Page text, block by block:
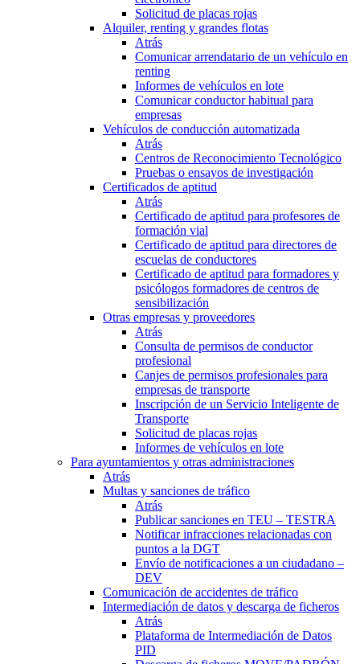
Solicitud de placas rojas
Alquiler, renting y grandes flotas
Atrás
Comunicar arrendatario de un vehículo en
renting
Informes de vehículos en lote
Comunicar conductor habitual para
empresas
Vehículos de conducción automatizada
Atrás
Centros de Reconocimiento Tecnológico
Pruebas o ensayos de investigación
Certificados de aptitud
Atrás
Certificado de aptitud para profesores de
formación vial
Certificado de aptitud para directores de
escuelas de conductores
Certificado de aptitud para formadores y
psicólogos formadores de centros de
sensibilización
Otras empresas y proveedores
Atrás
Consulta de permisos de conductor
profesional
Canjes de permisos profesionales para
empresas de transporte
Inscripción de un Servicio Inteligente de
Transporte
Solicitud de placas rojas
Informes de vehículos en lote
Para ayuntamientos y otras administraciones
Atrás
Multas y sanciones de tráfico
Atrás
Publicar sanciones en TEU – TESTRA
Notificar infracciones relacionadas con
puntos a la DGT
Envío de notificaciones a un ciudadano –
DEV
Comunicación de accidentes de tráfico
Intermediación de datos y descarga de ficheros
Atrás
Plataforma de Intermediación de Datos
PID